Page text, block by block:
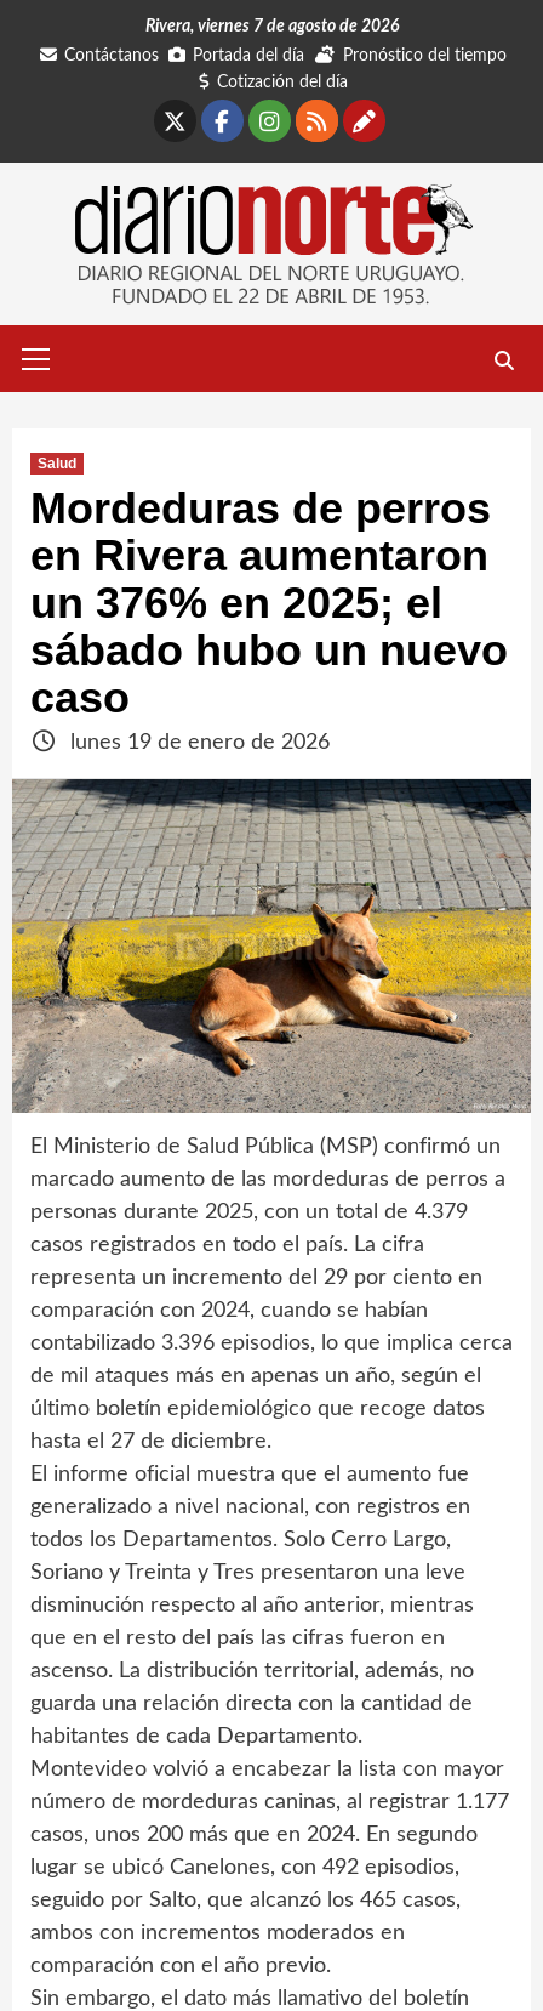
Rivera, viernes 7 de agosto de 2026
Contáctanos
Portada del día
Pronóstico del tiempo
Cotización del día
Facebook
Instagram
RSSContáctanos
primario
Salud
Mordeduras de perros
en Rivera aumentaron
un 376% en 2025; el
sábado hubo un nuevo
caso
lunes 19 de enero de 2026
El Ministerio de Salud Pública (MSP) confirmó un
marcado aumento de las mordeduras de perros a
personas durante 2025, con un total de 4.379
casos registrados en todo el país. La cifra
representa un incremento del 29 por ciento en
comparación con 2024, cuando se habían
contabilizado 3.396 episodios, lo que implica cerca
de mil ataques más en apenas un año, según el
último boletín epidemiológico que recoge datos
hasta el 27 de diciembre.
El informe oficial muestra que el aumento fue
generalizado a nivel nacional, con registros en
todos los Departamentos. Solo Cerro Largo,
Soriano y Treinta y Tres presentaron una leve
disminución respecto al año anterior, mientras
que en el resto del país las cifras fueron en
ascenso. La distribución territorial, además, no
guarda una relación directa con la cantidad de
habitantes de cada Departamento.
Montevideo volvió a encabezar la lista con mayor
número de mordeduras caninas, al registrar 1.177
casos, unos 200 más que en 2024. En segundo
lugar se ubicó Canelones, con 492 episodios,
seguido por Salto, que alcanzó los 465 casos,
ambos con incrementos moderados en
comparación con el año previo.
Sin embargo, el dato más llamativo del boletín